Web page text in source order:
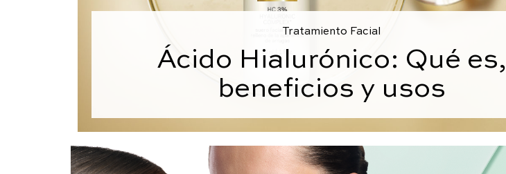
Tratamiento Facial
Ácido Hialurónico: Qué es,
beneficios y usos